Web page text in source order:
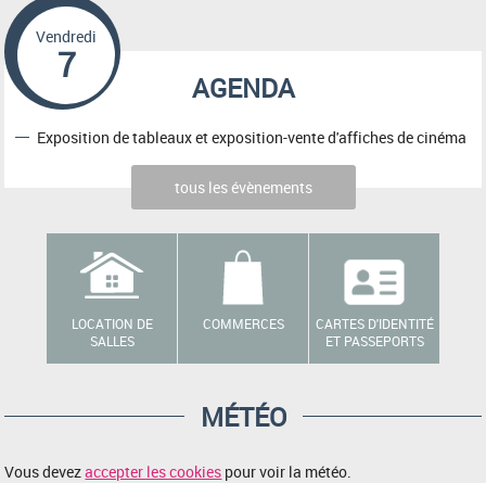
AGENDA
Vendredi
7
Exposition de tableaux et exposition-vente d'affiches de cinéma
tous les évènements
LOCATION DE
SALLES
COMMERCES
CARTES D'IDENTITÉ
ET PASSEPORTS
MÉTÉO
Vous devezaccepter les cookies pour voir la météo.